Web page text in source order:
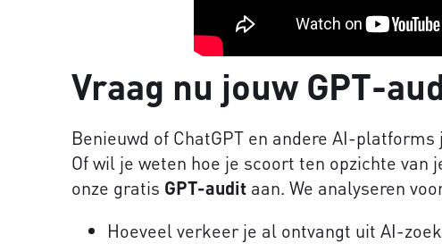
Vraag nu jouw GPT-
Benieuwd of ChatGPT en andere AI-
Of wil je weten hoe je scoort ten opzichte van
onze gratis GPT-audit aan. We analyseren
Hoeveel verkeer je al ontvangt uit AI-